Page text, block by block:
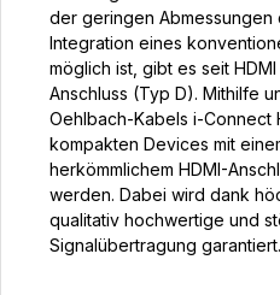
der geringen Abmessungen
Integration eines
möglich ist, gibt es seit
Anschluss (Typ D). Mithilfe
Oehlbach-Kabels i-Connect
kompakten Devices mit
herkömmlichem HDMI-
werden. Dabei wird dank
qualitativ hochwertige und
Signalübertragung garantiert.